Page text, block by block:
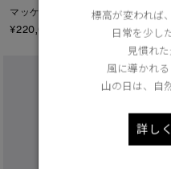
マッケンジー パーカ
¥220,000（tax in）
標高が変われば
日常を少し
見慣れた
風に導かれる
山の日は、自
詳し